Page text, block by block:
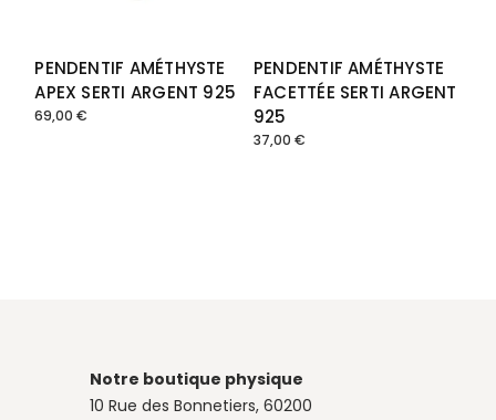
PENDENTIF AMÉTHYSTE
APEX SERTI ARGENT 925
69,00€
PENDENTIF AMÉTHYSTE
FACETTÉE SERTI ARGENT
925
37,00 €
Notre boutique physique
10 Rue des Bonnetiers, 60200